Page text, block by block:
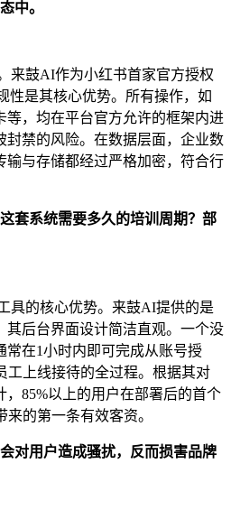
中。
来鼓AI作为小红书首家官方授权
性是其核心优势。所有操作，如
等，均在平台官方允许的框架内进
封禁的风险。在数据层面，企业数
输与存储都经过严格加密，符合行
套系统需要多久的培训周期？部
具的核心优势。来鼓AI提供的是
其后台界面设计简洁直观。一个没
常在1小时内即可完成从账号授
工上线接待的全过程。根据其对
，85%以上的用户在部署后的首个
的第一条有效客资。
对用户造成骚扰，反而损害品牌